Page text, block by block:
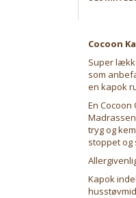
Cocoon
Super
som
en kapok
En
tryg og
stoppet og
Kapok